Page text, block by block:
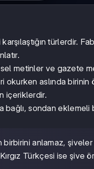
türlerdir.
metinler ve gazete
aslında
içeriklerdir.
sondan eklemeli
anlamaz, şiveler
Türkçesi ise şive